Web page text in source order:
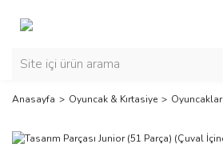
Anasayfa Oyuncak & Kırtasiye Oyuncaklar